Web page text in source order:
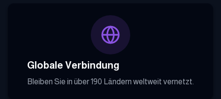
Globale Verbindung
Bleiben Sie in über 190 Ländern weltweit vernetzt.